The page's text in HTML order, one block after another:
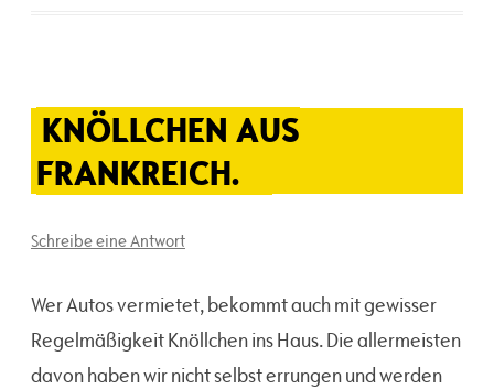
KNÖLLCHEN AUS
FRANKREICH.
Schreibe eine Antwort
Wer Autos vermietet, bekommt auch mit gewisser
Regelmäßigkeit Knöllchen ins Haus. Die allermeisten
davon haben wir nicht selbst errungen und werden